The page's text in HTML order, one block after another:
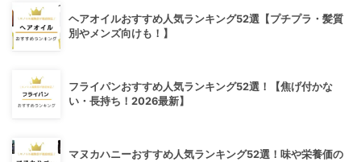
ヘアオイルおすすめ人気ランキング52選【プチプラ・髪質
別やメンズ向けも！】
フライパンおすすめ人気ランキング52選！【焦げ付かな
い・長持ち！2026最新】
マヌカハニーおすすめ人気ランキング52選！味や栄養価の